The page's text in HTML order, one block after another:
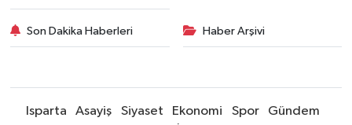
Son Dakika Haberleri Haber Arşivi
Isparta Asayiş Siyaset Ekonomi Spor
Gündem